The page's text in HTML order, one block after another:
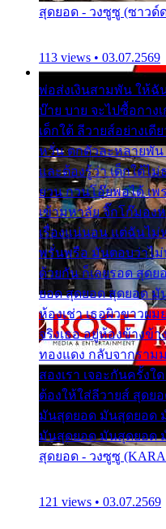
สุดยอด - วงซูซู (ซาวด์
113 views • 03.07.2569
พ่อส่งเงินสามพัน ให้ฉั
บ๊าย บาย จะไปซื้อกาง
เด็กใต้ ลีวายส์อย่างเดี
หวั่น ตกตัวละหลายพัน
และต้องรู้ว่า เด็กใต้ไ
ยวน กวนโอ๊ยพอได้ เพ
เข้ามหาลัย จิ๊กโก๊มอง
เรื่องแน่นอน แต่ฉันไม่
พรั่นพรือ มันตอบว่าไม่
ด้วยกัน ก็เลยรอด สุด
ยอด สุดยอด สุดยอด
ห้องเช่า เธอผิวขาวผ
จริงเธอ อยู่ห้องข้างข้
ทองแดง กลับจากราม
สองเรา เจอะกันครั้งใ
ต้องให้ใส่ลีวายส์ สุดย
มันสุดยอด มันสุดยอด
มันสุดยอด มันสุดยอด
สุดยอด - วงซูซู
121 views • 03.07.2569